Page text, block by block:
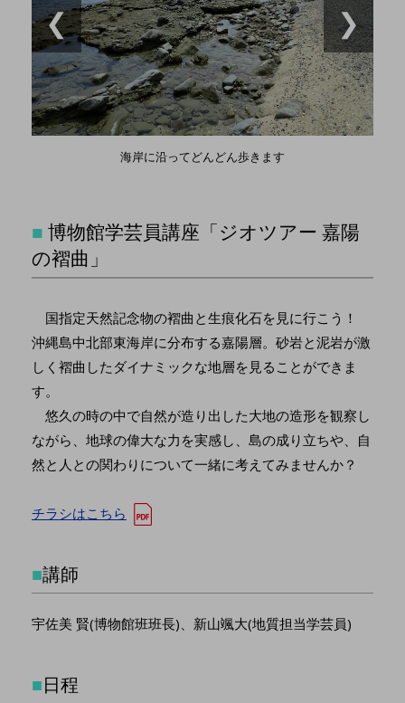
海岸に沿ってどんどん歩きます
❮ ❯
■ 博物館学芸員講座「ジオツアー 嘉陽
の褶曲」
国指定天然記念物の褶曲と生痕化石を見に行こう！
沖縄島中北部東海岸に分布する嘉陽層。砂岩と泥岩が激
しく褶曲したダイナミックな地層を見ることができま
す。
悠久の時の中で自然が造り出した大地の造形を観察し
ながら、地球の偉大な力を実感し、島の成り立ちや、自
然と人との関わりについて一緒に考えてみませんか？
チラシはこちら
■講師
宇佐美 賢(博物館班班長)、新山颯大(地質担当学芸員)
■日程